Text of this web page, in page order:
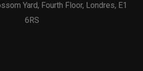
Yard, Fourth Floor, Londres, E1
6RS